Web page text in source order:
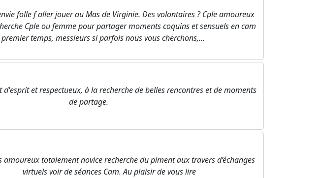
folle f aller jouer au Mas de Virginie. Des volontaires ? Cple amoureux
Cple ou femme pour partager moments coquins et sensuels en cam
temps, messieurs si parfois nous vous cherchons,...
d'esprit et respectueux, à la recherche de belles rencontres et de moments
de partage.
amoureux totalement novice recherche du piment aux travers d’échanges
virtuels voir de séances Cam. Au plaisir de vous lire